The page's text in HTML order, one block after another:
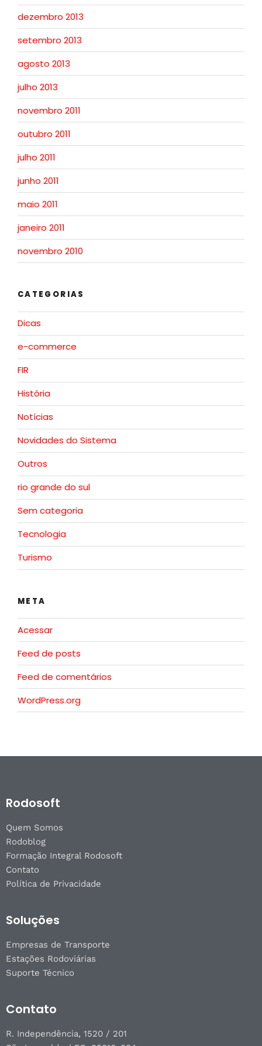
dezembro 2013
setembro 2013
agosto 2013
julho 2013
novembro 2011
outubro 2011
julho 2011
junho 2011
maio 2011
janeiro 2011
novembro 2010
CATEGORIAS
Dicas
e-commerce
FIR
História
Notícias
Novidades do Sistema
Outros
rio grande do sul
Sem categoria
Tecnologia
Turismo
META
Acessar
Feed de posts
Feed de comentários
WordPress.org
Rodosoft
Quem Somos
Rodoblog
Formação Integral Rodosoft
Contato
Política de Privacidade
Soluções
Empresas de Transporte
Estações Rodoviárias
Suporte Técnico
Contato
R. Independência, 1520 / 201